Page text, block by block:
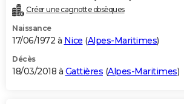
Créer une cagnotte obsèques
Naissance
17/06/1972 à Nice (Alpes-Maritimes)
Décès
18/03/2018 à Gattières (Alpes-Maritimes)